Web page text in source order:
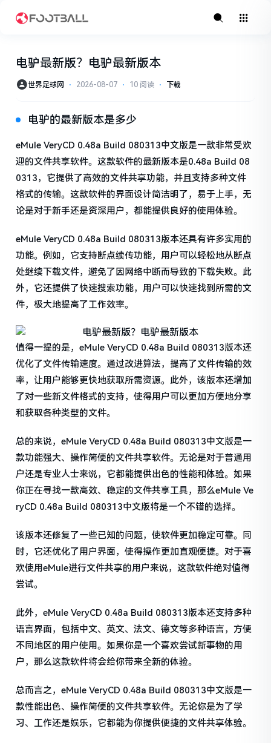
电驴最新版？电驴最新版本
世界足球网 ⋅ 2026-08-07 ⋅ 10 阅读 ⋅ 下载
电驴的最新版本是多少
eMule VeryCD 0.48a Build 080313中文版是一款非常受欢
迎的文件共享软件。这款软件的最新版本是0.48a Build 08
0313，它提供了高效的文件共享功能，并且支持多种文件
格式的传输。这款软件的界面设计简洁明了，易于上手，无
论是对于新手还是资深用户，都能提供良好的使用体验。
eMule VeryCD 0.48a Build 080313版本还具有许多实用的
功能。例如，它支持断点续传功能，用户可以轻松地从断点
处继续下载文件，避免了因网络中断而导致的下载失败。此
外，它还提供了快速搜索功能，用户可以快速找到所需的文
件，极大地提高了工作效率。
值得一提的是，eMule VeryCD 0.48a Build 080313版本还
优化了文件传输速度。通过改进算法，提高了文件传输的效
率，让用户能够更快地获取所需资源。此外，该版本还增加
了对一些新文件格式的支持，使得用户可以更加方便地分享
和获取各种类型的文件。
总的来说，eMule VeryCD 0.48a Build 080313中文版是一
款功能强大、操作简便的文件共享软件。无论是对于普通用
户还是专业人士来说，它都能提供出色的性能和体验。如果
你正在寻找一款高效、稳定的文件共享工具，那么eMule Ve
ryCD 0.48a Build 080313中文版将是一个不错的选择。
该版本还修复了一些已知的问题，使软件更加稳定可靠。同
时，它还优化了用户界面，使得操作更加直观便捷。对于喜
欢使用eMule进行文件共享的用户来说，这款软件绝对值得
尝试。
此外，eMule VeryCD 0.48a Build 080313版本还支持多种
语言界面，包括中文、英文、法文、德文等多种语言，方便
不同地区的用户使用。如果你是一个喜欢尝试新事物的用
户，那么这款软件将会给你带来全新的体验。
总而言之，eMule VeryCD 0.48a Build 080313中文版是一
款性能出色、操作简便的文件共享软件。无论你是为了学
习、工作还是娱乐，它都能为你提供便捷的文件共享体验。